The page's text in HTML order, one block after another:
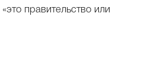
правительство или